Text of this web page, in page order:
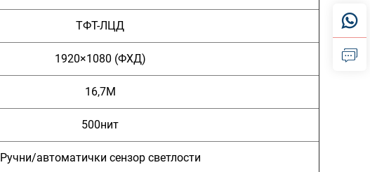
ТФТ-ЛЦД
1920×1080 (ФХД)
16,7М
500нит
Ручни/автоматички сензор светлости